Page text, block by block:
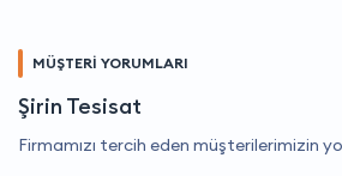
MÜŞTERİ YORUMLARI
Şirin Tesisat
Firmamızı tercih eden müşterilerimizin